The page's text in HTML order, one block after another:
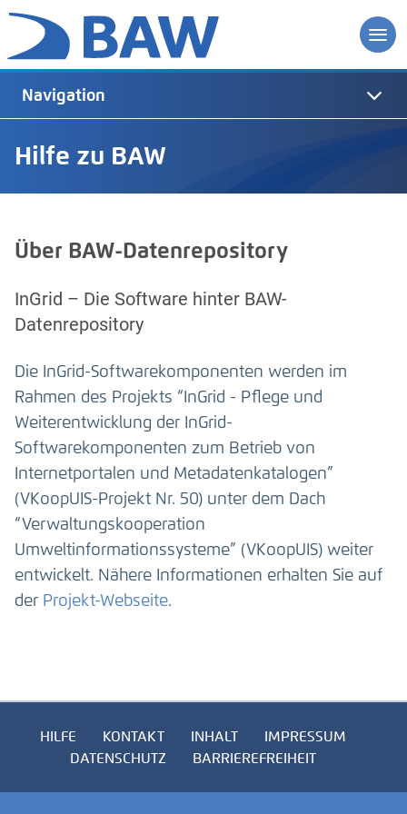
Hilfe zu BAW
Navigation
Über BAW-Datenrepository
InGrid – Die Software hinter BAW-
Datenrepository
Die InGrid-Softwarekomponenten werden im
Rahmen des Projekts “InGrid - Pflege und
Weiterentwicklung der InGrid-
Softwarekomponenten zum Betrieb von
Internetportalen und Metadatenkatalogen”
(VKoopUIS-Projekt Nr. 50) unter dem Dach
“Verwaltungskooperation
Umweltinformationssysteme” (VKoopUIS) weiter
entwickelt. Nähere Informationen erhalten Sie auf
der Projekt-Webseite.
HILFE KONTAKT INHALT
IMPRESSUM
DATENSCHUTZ
BARRIEREFREIHEIT